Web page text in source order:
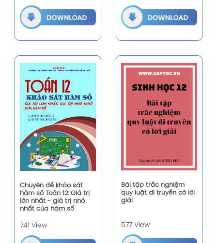
Chuyên đề khảo sát
hàm số Toán 12: Giá trị
lớn nhất - giá trị nhỏ
nhất của hàm số
741 View
Bài tập trắc nghiệm
quy luật di truyền có lời
giải
577 View